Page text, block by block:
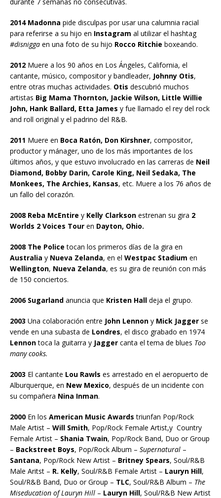
2014 Madonna pide disculpas por usar una calumnia racial
para referirse a su hijo en Instagram al utilizar el hashtag
#disnigga en una foto de su hijo Rocco Ritchie boxeando.
2012 Muere a los 90 años en Los Ángeles, California, el
cantante, músico, compositor y bandleader, Johnny Otis,
entre otras muchas actividades. Otis descubrió muchos
artistas Big Mama Thornton, Jackie Wilson, Little Willie
John, Hank Ballard, Etta James y fue llamado el rey del rock
and roll original y el padrino del R&B.
2011 Muere en Boca Ratón, Don Kirshner, compositor,
productor y mánager, uno de los más importantes de los
últimos años, y que estuvo involucrado en las carreras de Neil
Diamond, Bobby Darin, Carole King, Neil Sedaka, The
Monkees, The Archies, Kansas, etc. Muere a los 76 años de
un fallo del corazón.
2008 Reba McEntire y Kelly Clarkson estrenan su gira 2
Worlds 2 Voices Tour en Dayton, Ohio.
2008 The Police tocan los primeros días de la gira en
Australia y Nueva Zelanda, en el Westpac Stadium en
Wellington, Nueva Zelanda, es su gira de reunión con más
de 150 conciertos.
2006 Sugarland anuncia que Kristen Hall deja el grupo.
2003 Una colaboración entre John Lennon y Mick Jagger se
vende en una subasta de Londres, el disco grabado en 1974
Lennontoca la guitarra y Jagger canta el tema de blues Too
many cooks.
2003 El cantante Lou Rawls es arrestado en el aeropuerto de
Alburquerque, en New Mexico, después de un incidente con
su compañera Nina Inman.
2000 En los American Music Awards triunfan Pop/Rock
Male Artist – Will Smith, Pop/Rock Female Artist,y Country
Female Artist – Shania Twain, Pop/Rock Band, Duo or Group
– Backstreet Boys, Pop/Rock Album – Supernatural –
Santana, Pop/Rock New Artist – Britney Spears, Soul/R&B
Male Aritst – R. Kelly, Soul/R&B Female Artist – Lauryn Hill,
Soul/R&B Band, Duo or Group – TLC, Soul/R&B Album – The
Miseducation of Lauryn Hill – Lauryn Hill, Soul/R&B New Artist